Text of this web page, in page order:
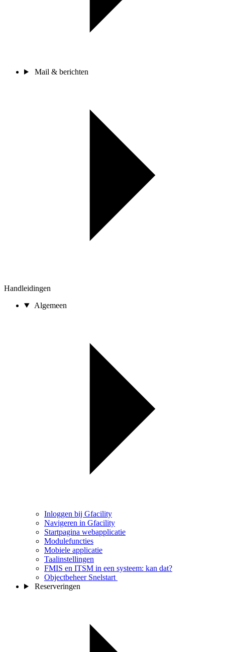
Mail & berichten
Handleidingen
Algemeen
Inloggen bij Gfacility
Navigeren in Gfacility
Startpagina webapplicatie
Modulefuncties
Mobiele applicatie
Taalinstellingen
FMIS en ITSM in een systeem: kan dat?
Objectbeheer Snelstart
Reserveringen